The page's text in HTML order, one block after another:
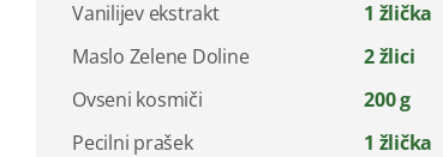
Vanilijev ekstrakt
1 žlička
Maslo Zelene Doline
2 žlici
Ovseni kosmiči
200 g
Pecilni prašek
1 žlička